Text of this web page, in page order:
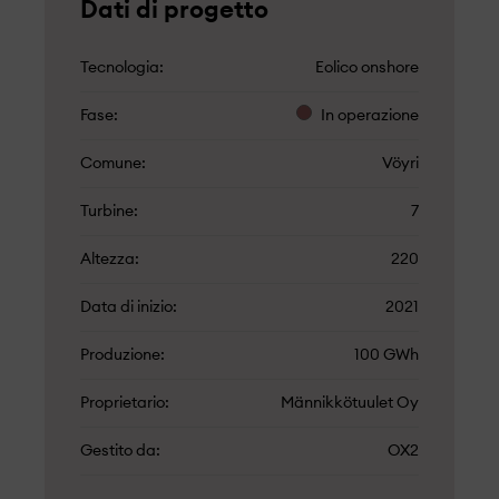
Dati di progetto
Tecnologia Eolico onshore
Fase In operazione
Comune Vöyri
Turbine 7
Altezza 220
Data di inizio 2021
Produzione 100 GWh
Proprietario Männikkötuulet Oy
Gestito da OX2